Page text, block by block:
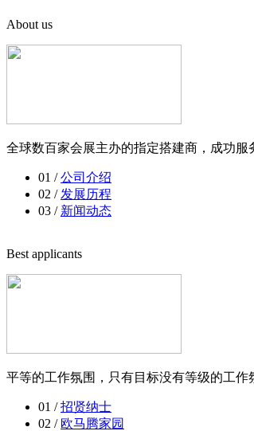
About us
全球数百家会展主办的指定搭建商，成功服
01 /公司介绍
02 / 发展历程
03 / 新闻动态
Best applicants
平等的工作氛围，只有目标没有等级的工
01 /招贤纳士
02 / 欧马腾家园